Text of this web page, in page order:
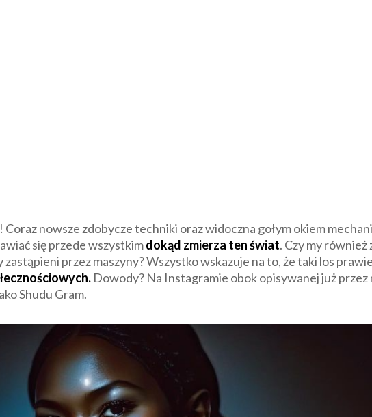
nowsze zdobycze techniki oraz widoczna gołym okiem
się przede wszystkimdokąd zmierza ten świat. Czy my również
przez maszyny? Wszystko wskazuje na to, że taki los
Dowody? Na Instagramie obok opisywanej już przez
Shudu Gram.